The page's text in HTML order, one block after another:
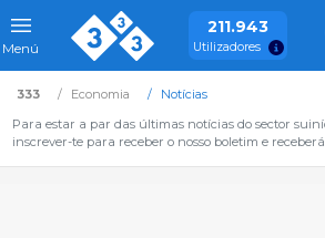
Menú
211.943
Utilizadores
333 Economia
Notícias
Para estar a par das últimas notícias do sector
inscrever-te para receber o nosso boletim e